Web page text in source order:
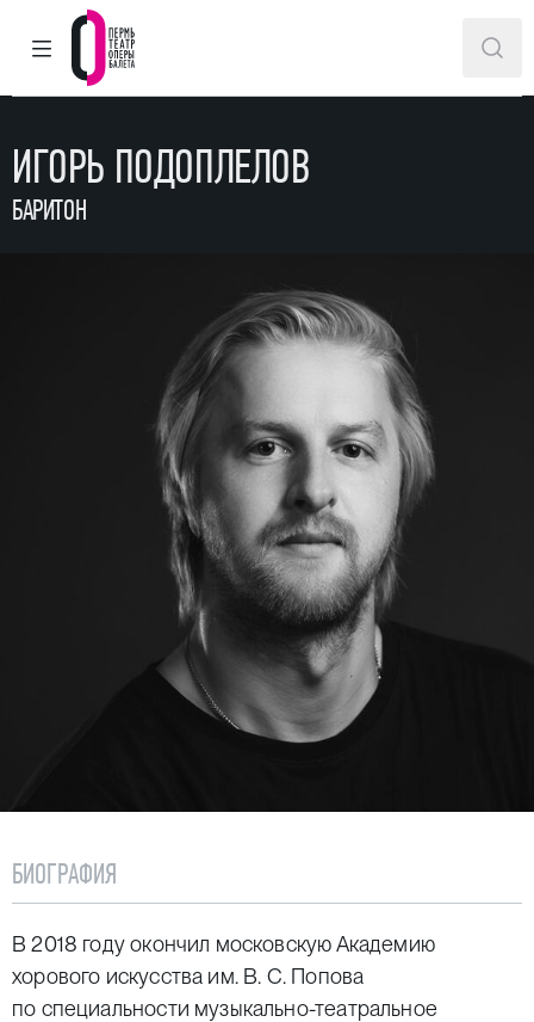
ГЛАВНОЕ МЕНЮ
Пермский театр оперы и балета
ИГОРЬ ПОДОПЛЕЛОВ
БАРИТОН
БИОГРАФИЯ
В 2018 году окончил московскую Академию
хорового искусства им. В. С. Попова
по специальности музыкально-театральное